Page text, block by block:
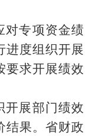
对专项资金绩
进度组织开展
要求开展绩效
开展部门绩效
结果。省财政